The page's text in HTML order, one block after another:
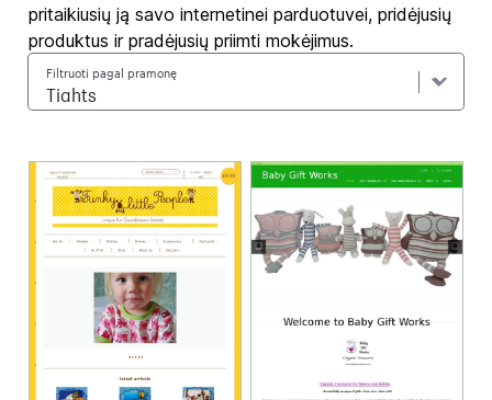
pritaikiusių ją savo internetinei parduotuvei, pridėjusių
produktus ir pradėjusių priimti mokėjimus.
Filtruoti pagal pramonę